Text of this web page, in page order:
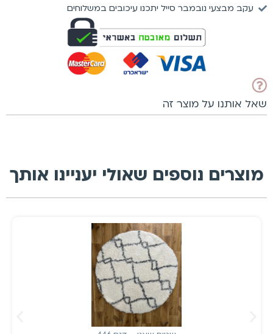
עקב מבצעי נובמבר סייל יתכנו עיכובים במשלוחים
שאל אותנו על מוצר זה
מוצרים נוספים שאולי יעניינו אותך